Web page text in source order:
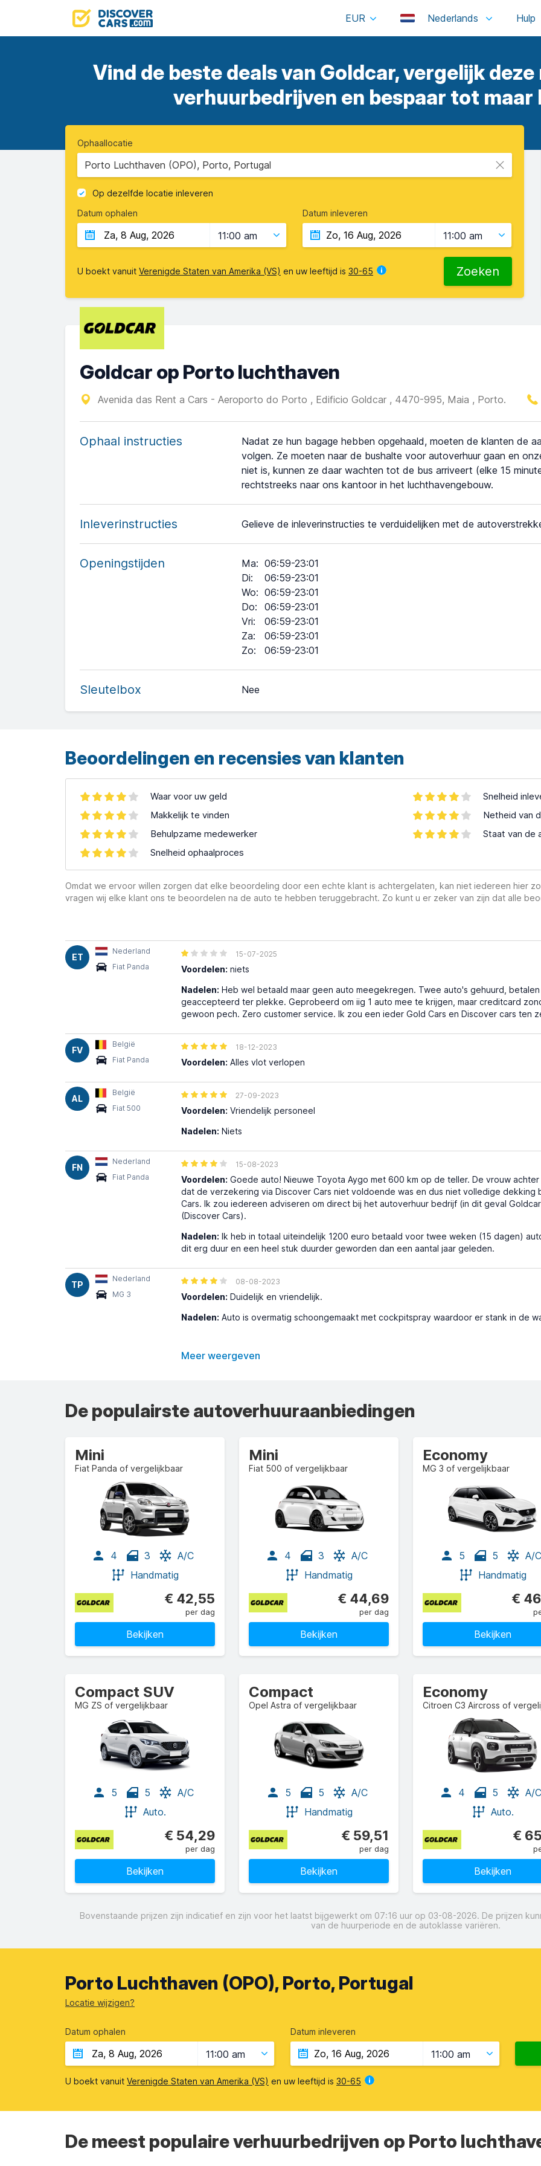
EUR Nederlands
Vind de beste deals van Goldcar, vergelijk
verhuurbedrijven en bespaar tot maar
Ophaallocatie
Porto Luchthaven (OPO), Porto, Portugal
Op dezelfde locatie inleveren
Datum ophalen
11:00 am
Datum inleveren
11:00 am
U boekt vanuit Verenigde Staten van Amerika (VS) en uw leeftijd is 30-65 Zoeken
Goldcar op Porto luchthaven
Avenida das Rent a Cars - Aeroporto do Porto , Edificio Goldcar , 4470-995, Maia , Porto.
Ophaal instructies
Nadat ze hun bagage hebben opgehaald, moeten de klanten de
volgen. Ze moeten naar de bushalte voor autoverhuur gaan en
niet is, kunnen ze daar wachten tot de bus arriveert (elke 15
rechtstreeks naar ons kantoor in het luchthavengebouw.
Inleverinstructies Gelieve de inleverinstructies te verduidelijken met de
Openingstijden Ma: 06:59-23:01
Di:
06:59-23:01
Wo: 06:59-23:01
Do:
06:59-23:01
Vri:
06:59-23:01
Za:
06:59-23:01
Zo: 06:59-23:01
Sleutelbox Nee
Beoordelingen en recensies van klanten
Waar voor uw geld
Makkelijk te vinden
Behulpzame medewerker
Snelheid ophaalproces
Snelheid
Netheid van
Staat van de
Omdat we ervoor willen zorgen dat elke beoordeling door een echte klant is achtergelaten, kan niet iedereen hier
vragen wij elke klant ons te beoordelen na de auto te hebben teruggebracht. Zo kunt u er zeker van zijn dat alle
ET
Nederland
Fiat Panda
15-07-2025
Voordelen: niets
Nadelen: Heb wel betaald maar geen auto meegekregen. Twee auto's gehuurd, betalen
geaccepteerd ter plekke. Geprobeerd om iig 1 auto mee te krijgen, maar creditcard
gewoon pech. Zero customer service. Ik zou een ieder Gold Cars en Discover cars ten
FV
België
Fiat Panda
18-12-2023
Voordelen: Alles vlot verlopen
AL
België
Fiat 500
27-09-2023
Voordelen: Vriendelijk personeel
Nadelen: Niets
FN
Nederland
Fiat Panda
15-08-2023
Voordelen: Goede auto! Nieuwe Toyota Aygo met 600 km op de teller. De vrouw
dat de verzekering via Discover Cars niet voldoende was en dus niet volledige
Cars. Ik zou iedereen adviseren om direct bij het autoverhuur bedrijf (in dit geval
(Discover Cars).
Nadelen: Ik heb in totaal uiteindelijk 1200 euro betaald voor twee weken (15 dagen)
dit erg duur en een heel stuk duurder geworden dan een aantal jaar geleden.
TP
Nederland
MG 3
08-08-2023
Voordelen: Duidelijk en vriendelijk.
Nadelen: Auto is overmatig schoongemaakt met cockpitspray waardoor er stank in de
Meer weergeven
De populairste autoverhuuraanbiedingen
Mini
Fiat Panda of vergelijkbaar
4 3
A/C
Handmatig
€ 42,55
per dag
Bekijken
Mini
Fiat 500 of vergelijkbaar
4 3
A/C
Handmatig
€ 44,69
per dag
Bekijken
Economy
MG 3 of vergelijkbaar
5 5
A/C
Handmatig
€
Bekijken
Compact SUV
MG ZS of vergelijkbaar
5 5
A/C
Auto.
€ 54,29
per dag
Bekijken
Compact
Opel Astra of vergelijkbaar
5 5
A/C
Handmatig
€ 59,51
per dag
Bekijken
Economy
4 5
A/C
Auto.
€
Bekijken
Bovenstaande prijzen zijn indicatief en zijn voor het laatst bijgewerkt om 07:16 uur op 03-08-2026. De prijzen
van de huurperiode en de autoklasse variëren.
Porto Luchthaven (OPO), Porto, Portugal
Locatie wijzigen?
Datum ophalen
11:00 am
Datum inleveren
11:00 am
U boekt vanuit Verenigde Staten van Amerika (VS) en uw leeftijd is 30-65
De meest populaire verhuurbedrijven op Porto